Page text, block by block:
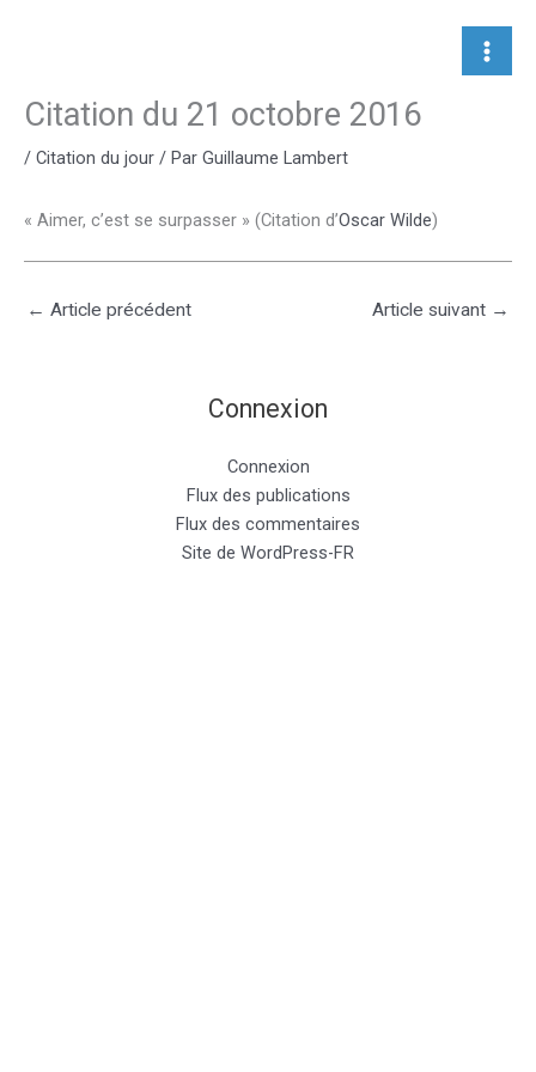
Citation du 21 octobre 2016
/ Citation du jour / Par Guillaume Lambert
« Aimer, c’est se surpasser » (Citation d’Oscar Wilde)
← Article précédent Article suivant →
Connexion
Connexion
Flux des publications
Flux des commentaires
Site de WordPress-FR